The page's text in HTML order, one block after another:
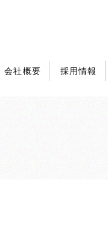
会社概要 採用情報